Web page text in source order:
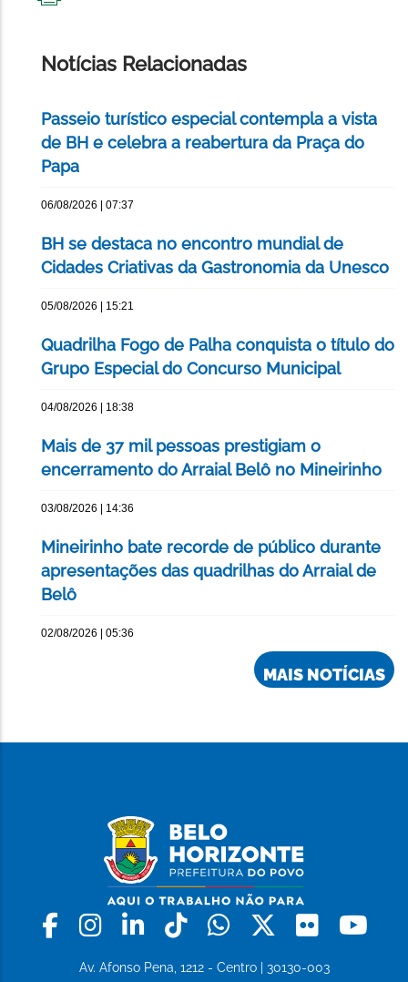
Notícias Relacionadas
Passeio turístico especial contempla a vista
de BH e celebra a reabertura da Praça do
Papa
06/08/2026 | 07:37
BH se destaca no encontro mundial de
Cidades Criativas da Gastronomia da Unesco
05/08/2026 | 15:21
Quadrilha Fogo de Palha conquista o título do
Grupo Especial do Concurso Municipal
04/08/2026 | 18:38
Mais de 37 mil pessoas prestigiam o
encerramento do Arraial Belô no Mineirinho
03/08/2026 | 14:36
Mineirinho bate recorde de público durante
apresentações das quadrilhas do Arraial de
Belô
02/08/2026 | 05:36
MAIS NOTÍCIAS
Facebook
Instagram
LinkedinTiktokWhatsapp
X Flickr
Av. Afonso Pena, 1212 - Centro | 30130-003